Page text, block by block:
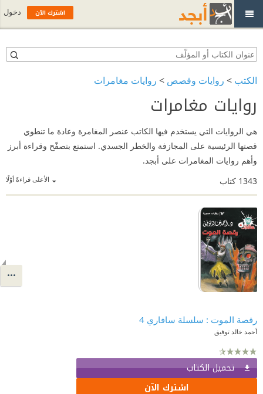
الكتب > روايات وقصص > روايات مغامرات
روايات مغامرات
هي الروايات التي يستخدم فيها الكاتب عنصر المغامرة وعادة ما تنطوي
قصتها الرئيسية على المجازفة والخطر الجسدي. استمتع بتصفّح وقراءة أبرز
وأهم روايات المغامرات على أبجد.
الأعلى قراءةً أوّلًا 1343 كتاب
رقصة الموت : سلسلة سافاري 4
أحمد خالد توفيق
تحميل الكتاب
اشترك الآن
اشترك الآن دخول